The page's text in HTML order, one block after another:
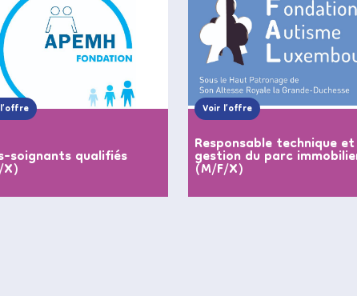
soignants qualifiés
Voir l’offre
Responsable technique et
gestion du parc
(M/F/X)